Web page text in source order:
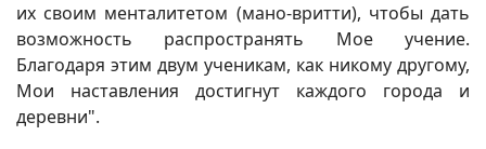
их своим менталитетом (мано-вритти), чтобы дать
возможность распространять Мое учение.
Благодаря этим двум ученикам, как никому другому,
Мои наставления достигнут каждого города и
деревни".